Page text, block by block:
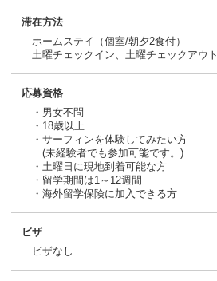
滞在方法
ホームステイ（個室/朝夕2食付）
土曜チェックイン、土曜チェックアウト
応募資格
・男女不問
・18歳以上
・サーフィンを体験してみたい方
(未経験者でも参加可能です。)
・土曜日に現地到着可能な方
・留学期間は1～12週間
・海外留学保険に加入できる方
ビザ
ビザなし